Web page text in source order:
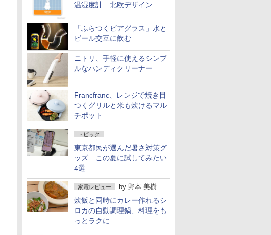
温湿度計 北欧デザイン
「ふらつくビアグラス」水と
ビール交互に飲む
ニトリ、手軽に使えるシンプ
ルなハンディクリーナー
Francfranc、レンジで焼き目
つくグリルと米も炊けるマル
チポット
トピック
東京都民が選んだ暑さ対策グ
ッズ この夏に試してみたい
4選
家電レビュー by 野本 美樹
炊飯と同時にカレー作れるシ
ロカの自動調理鍋、料理をも
っとラクに